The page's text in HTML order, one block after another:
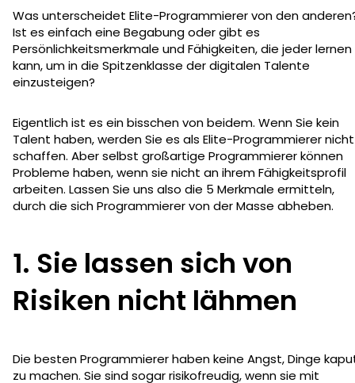
Was unterscheidet Elite-Programmierer von den
Ist es einfach eine Begabung oder gibt es
Persönlichkeitsmerkmale und Fähigkeiten, die jeder lernen
kann, um in die Spitzenklasse der digitalen Talente
einzusteigen?
Eigentlich ist es ein bisschen von beidem. Wenn Sie kein
Talent haben, werden Sie es als Elite-Programmierer nicht
schaffen. Aber selbst großartige Programmierer können
Probleme haben, wenn sie nicht an ihrem Fähigkeitsprofil
arbeiten. Lassen Sie uns also die 5 Merkmale ermitteln,
durch die sich Programmierer von der Masse abheben.
1. Sie lassen sich von
Risiken nicht lähmen
Die besten Programmierer haben keine Angst, Dinge
zu machen. Sie sind sogar risikofreudig, wenn sie mit